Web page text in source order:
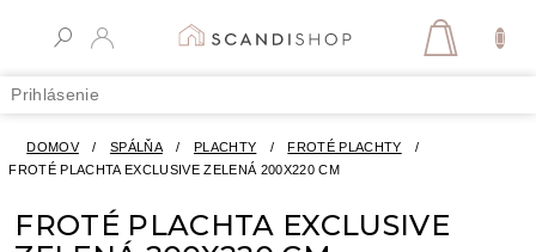
Prihlásenie
DOMOV / SPÁLŇA / PLACHTY / FROTÉ PLACHTY
/
FROTÉ PLACHTA EXCLUSIVE ZELENÁ 200X220 CM
FROTÉ PLACHTA EXCLUSIVE